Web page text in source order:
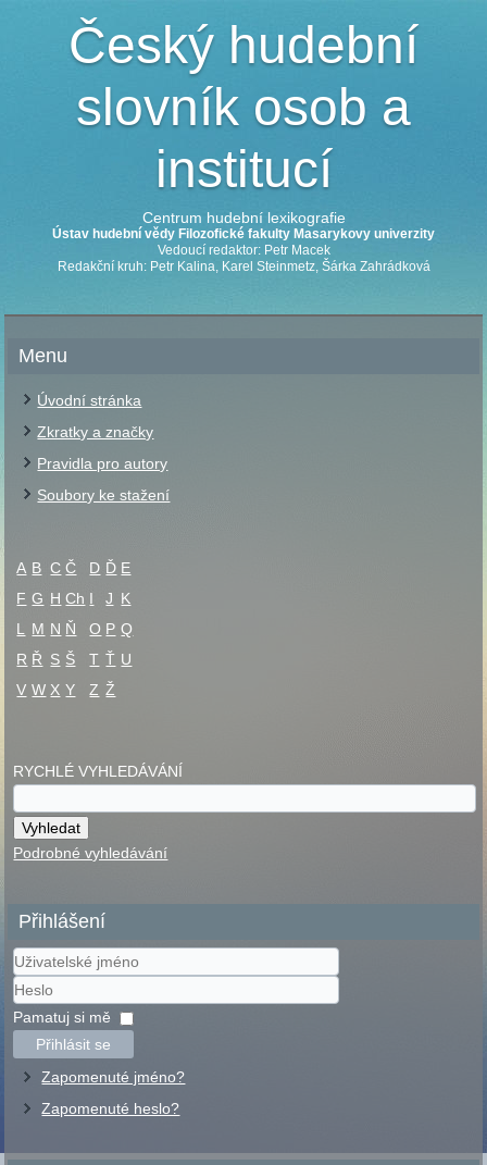
Český hudební
slovník osob a
institucí
Centrum hudební lexikografie
Ústav hudební vědy Filozofické fakulty Masarykovy univerzity
Vedoucí redaktor: Petr Macek
Redakční kruh: Petr Kalina, Karel Steinmetz, Šárka Zahrádková
Menu
Úvodní stránka
Zkratky a značky
Pravidla pro autory
Soubory ke stažení
A B C Č D Ď E
F G H Ch I J K
L
M N Ň O P Q
R Ř S Š T Ť U
V W X Y Z Ž
RYCHLÉ VYHLEDÁVÁNÍ
Podrobné vyhledávání
Přihlášení
Uživatelské
jméno
Heslo
Pamatuj si mě
Přihlásit se
Zapomenuté jméno?
Zapomenuté heslo?